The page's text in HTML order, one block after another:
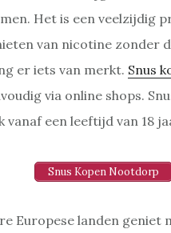
Het is een veelzijdig
van nicotine zonder
er iets van merkt. Snus
via online shops.
vanaf een leeftijd van 18
Snus Kopen Nootdorp
Europese landen geniet